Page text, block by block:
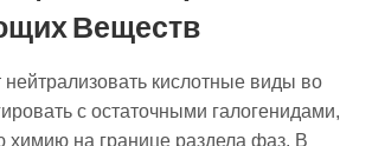
Веществ
нейтрализовать кислотные виды во
с остаточными галогенидами,
химию на границе раздела фаз. В